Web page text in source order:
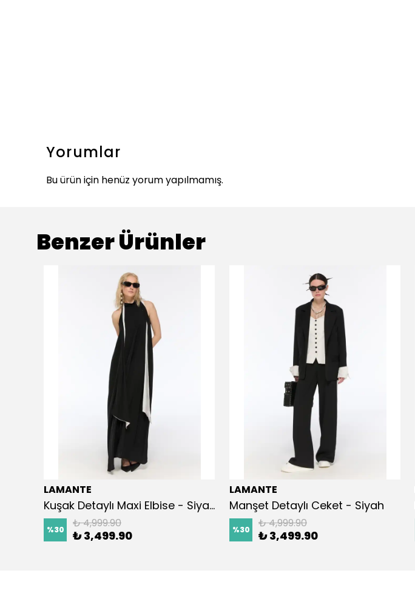
Yorumlar
Bu ürün için henüz yorum yapılmamış.
Benzer Ürünler
LAMANTE
Kuşak Detaylı Maxi Elbise - Siyah
%30 ₺ 4,999.90
₺ 3,499.90
LAMANTE
Manşet Detaylı Ceket - Siyah
%30 ₺ 4,999.90
₺ 3,499.90